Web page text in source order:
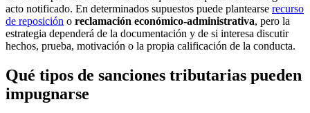
acto notificado. En determinados supuestos puede plantearse recurso
de reposición o reclamación económico-administrativa, pero la
estrategia dependerá de la documentación y de si interesa discutir
hechos, prueba, motivación o la propia calificación de la conducta.
Qué tipos de sanciones tributarias pueden
impugnarse